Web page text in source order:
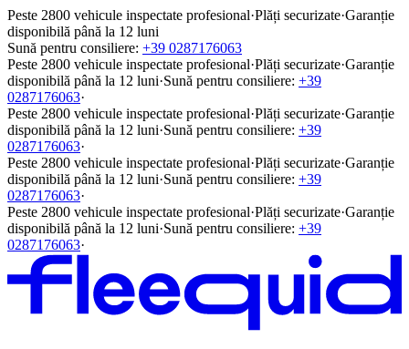
Peste 2800 vehicule inspectate profesional·Plăți securizate·Garanție
disponibilă până la 12 luni
Sună pentru consiliere: +39 0287176063
Peste 2800 vehicule inspectate profesional·Plăți securizate·Garanție
disponibilă până la 12 luni·Sună pentru consiliere: +39
0287176063·
Peste 2800 vehicule inspectate profesional·Plăți securizate·Garanție
disponibilă până la 12 luni·Sună pentru consiliere: +39
0287176063·
Peste 2800 vehicule inspectate profesional·Plăți securizate·Garanție
disponibilă până la 12 luni·Sună pentru consiliere: +39
0287176063·
Peste 2800 vehicule inspectate profesional·Plăți securizate·Garanție
disponibilă până la 12 luni·Sună pentru consiliere: +39
0287176063·